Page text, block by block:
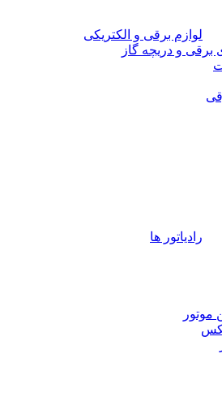
لوازم برقی و الکتریکی
برقی و دریچه گاز
رادیاتور ها